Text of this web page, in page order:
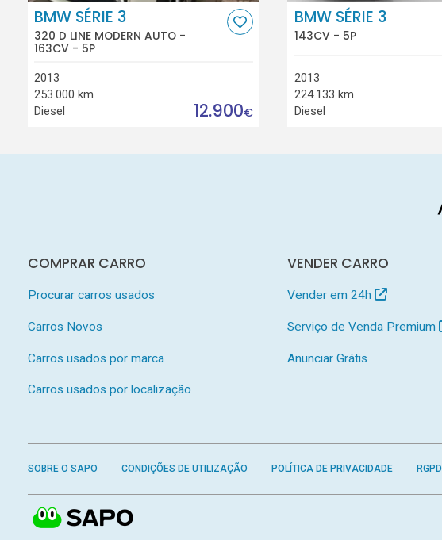
BMW SÉRIE 3
320 D LINE MODERN AUTO -
163CV - 5P
2013
253.000 km
Diesel
12.900€
BMW SÉRIE 3
143CV - 5P
2013
224.133 km
Diesel
COMPRAR CARRO
Procurar carros usados
Carros Novos
Carros usados por marca
Carros usados por localização
VENDER CARRO
Vender em 24h
Serviço de Venda Premium
Anunciar Grátis
SOBRE O SAPO CONDIÇÕES DE UTILIZAÇÃO POLÍTICA DE PRIVACIDADE RGPD